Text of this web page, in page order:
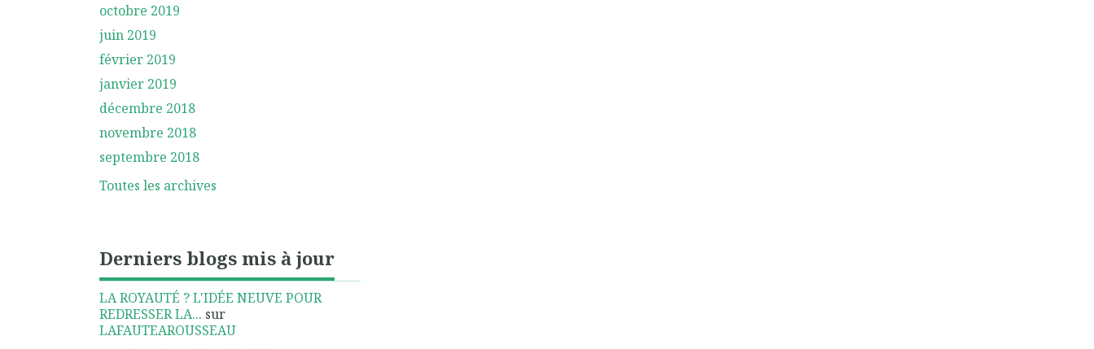
octobre 2019
juin 2019
février 2019
janvier 2019
décembre 2018
novembre 2018
septembre 2018
Toutes les archives
Derniers blogs mis à jour
LA ROYAUTÉ ? L'IDÉE NEUVE POUR
REDRESSER LA... sur
LAFAUTEAROUSSEAU